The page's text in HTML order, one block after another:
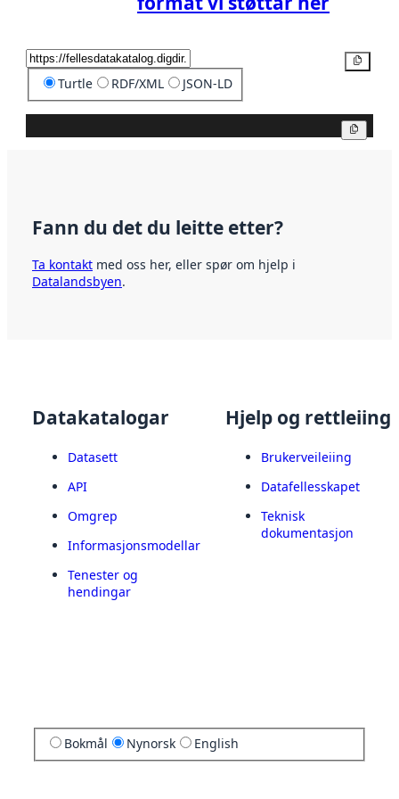
Turtle RDF/XML JSON-LD
Fann du det du leitte etter?
Ta kontakt med oss her, eller spør om hjelp i
Datalandsbyen.
Datakatalogar
Datasett
API
Omgrep
Informasjonsmodellar
Tenester og
hendingar
Hjelp og rettleiing
Brukerveileiing
Datafellesskapet
Teknisk
dokumentasjon
Bokmål Nynorsk English